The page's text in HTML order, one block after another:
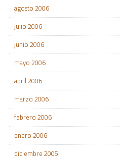
agosto 2006
julio 2006
junio 2006
mayo 2006
abril 2006
marzo 2006
febrero 2006
enero 2006
diciembre 2005